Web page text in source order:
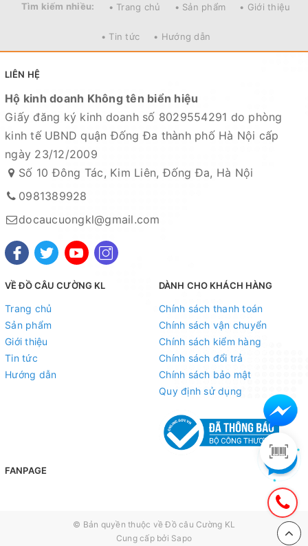
Tìm kiếm nhiều: • Trang chủ • Sản phẩm • Giới thiệu
• Tin tức • Hướng dẫn
LIÊN HỆ
Hộ kinh doanh Không tên biển hiệu
Giấy đăng ký kinh doanh số 8029554291 do phòng
kinh tế UBND quận Đống Đa thành phố Hà Nội cấp
ngày 23/12/2009
Số 10 Đông Tác, Kim Liên, Đống Đa, Hà Nội
0981389928
docaucuongkl@gmail.com
VỀ ĐỒ CÂU CƯỜNG KL
Trang chủ
Sản phẩm
Giới thiệu
Tin tức
Hướng dẫn
DÀNH CHO KHÁCH HÀNG
Chính sách thanh toán
Chính sách vận chuyển
Chính sách kiểm hàng
Chính sách đổi trả
Chính sách bảo mật
Quy định sử dụng
FANPAGE
© Bản quyền thuộc vềĐồ câu Cường KL
Cung cấp bởi Sapo